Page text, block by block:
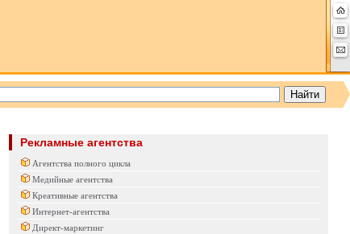
Рекламные агентства
Агентства полного цикла
Медийные агентства
Креативные агентства
Интернет-агентства
Директ-маркетинг